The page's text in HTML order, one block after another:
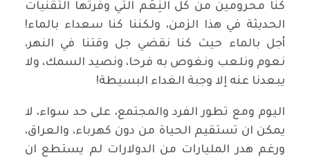
كنا محرومين من كل النِعَم التي وفرتها التقنيات
الحديثة في هذا الزمن، ولكننا كنا سعداء بالماء!
أجل بالماء حيث كنا نقضي جل وقتنا في النهر،
نعوم ونلعب ونغوص به فرحا، ونصيد السمك، ولا
يبعدنا عنه إلا وجبة الغداء البسيطة!
اليوم ومع تطور الفرد والمجتمع، على حد سواء، لا
يمكن ان تستقيم الحياة من دون كهرباء، والعراق،
ورغم هدر المليارات من الدولارات لم يستطع ان